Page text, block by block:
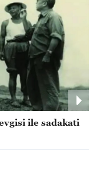
ile sadakati